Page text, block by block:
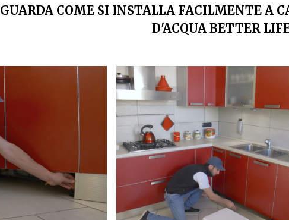
GUARDA COME SI INSTALLA FACILMENTE A
D'ACQUA BETTER